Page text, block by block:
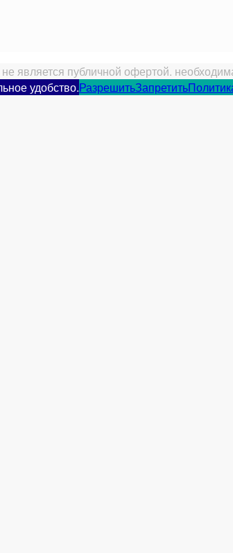
публичной офертой.
удобство.РазрешитьЗапретить